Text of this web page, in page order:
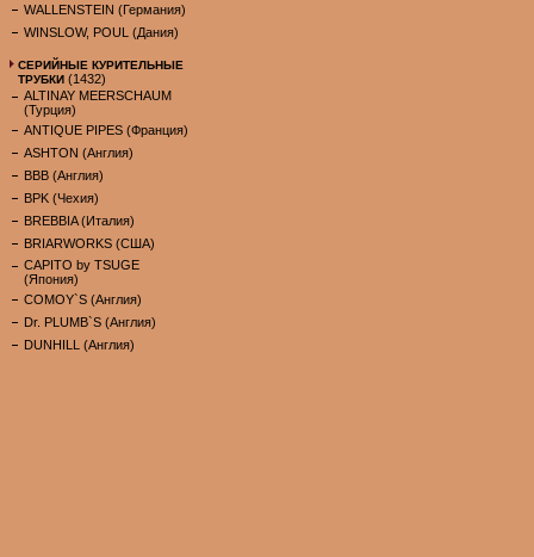
WALLENSTEIN (Германия)
WINSLOW, POUL (Дания)
СЕРИЙНЫЕ КУРИТЕЛЬНЫЕ
ТРУБКИ (1432)
ALTINAY MEERSCHAUM
(Турция)
ANTIQUE PIPES (Франция)
ASHTON (Англия)
BBB (Англия)
BPK (Чехия)
BREBBIA (Италия)
BRIARWORKS (США)
CAPITO by TSUGE
(Япония)
COMOY`S (Англия)
Dr. PLUMB`S (Англия)
DUNHILL (Англия)